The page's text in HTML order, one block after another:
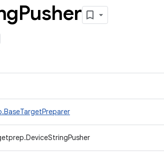
Pusher